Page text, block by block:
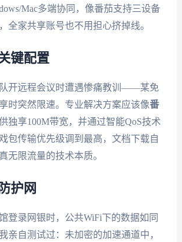
Mac多端协同，像番茄支持三设备
全家共享账号也不用担心挤掉线。
键配置
队开远程会议时遭遇惨痛教训——某免
时突然限速。专业解决方案应该像番
独享100M带宽，并通过智能QoS技术
包传输优先级调到最高，文档下载自
无限流量的技术本质。
护网
登录网银时，公共WiFi下的数据如同
亲自测试过：未加密的加速通道中，